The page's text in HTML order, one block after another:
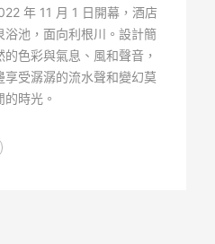
年 11 月 1 日開幕，酒店
浴池，面向利根川。設計簡
色彩與氣息、風和聲音，
受潺潺的流水聲和變幻莫
時光。